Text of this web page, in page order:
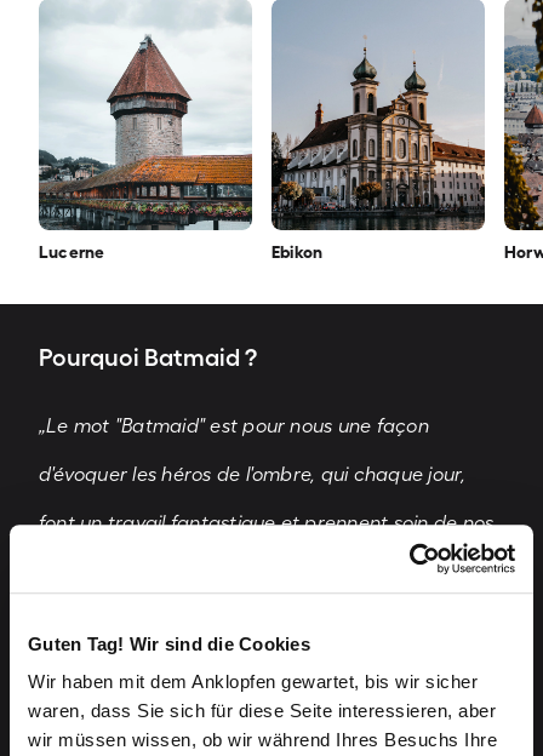
Guten Tag! Wir sind die Cookies
Wir haben mit dem Anklopfen gewartet, bis wir sicher
waren, dass Sie sich für diese Seite interessieren, aber
wir müssen wissen, ob wir während Ihres Besuchs Ihre
Lucerne Ebikon
Pourquoi Batmaid ?
„Le mot "Batmaid" est pour nous une façon
d'évoquer les héros de l'ombre, qui chaque jour,
font un travail fantastique et prennent soin de nos
maisons dans des conditions de travail difficiles.
valeur. En choisissant Batmaid, vous apportez